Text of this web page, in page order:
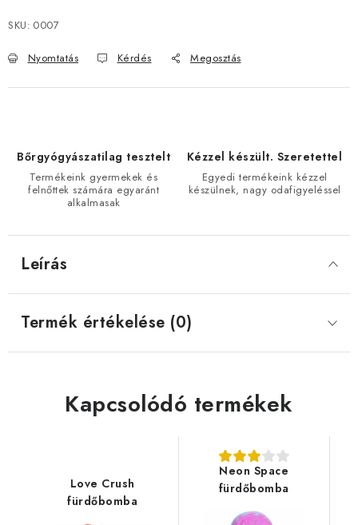
SKU: 0007
Nyomtatás Kérdés Megosztás
Bőrgyógyászatilag tesztelt
Termékeink gyermekek és
felnőttek számára egyaránt
alkalmasak
Kézzel készült. Szeretettel
Egyedi termékeink kézzel
készülnek, nagy odafigyeléssel
Leírás
Termék értékelése (0)
Kapcsolódó termékek
Love Crush
fürdőbomba
Neon Space
fürdőbomba